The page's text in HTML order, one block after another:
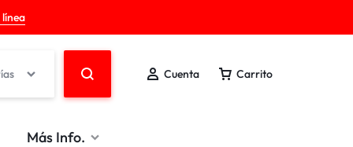
Cuenta Carrito
Más Info.